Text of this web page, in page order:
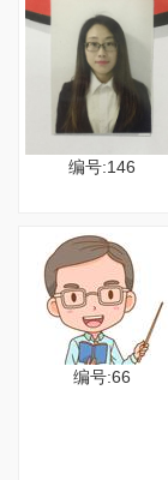
编号:146
编号:66